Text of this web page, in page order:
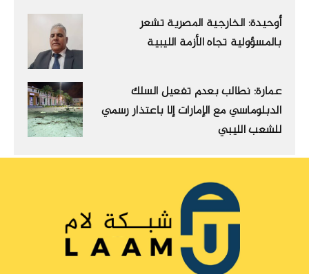
أوحيدة: الخارجية المصرية تشعر
بالمسؤولية تجاه الأزمة الليبية
عمارة: نطالب بعدم تفعيل السلك
الدبلوماسي مع الإمارات إلا باعتذار رسمي
للشعب الليبي